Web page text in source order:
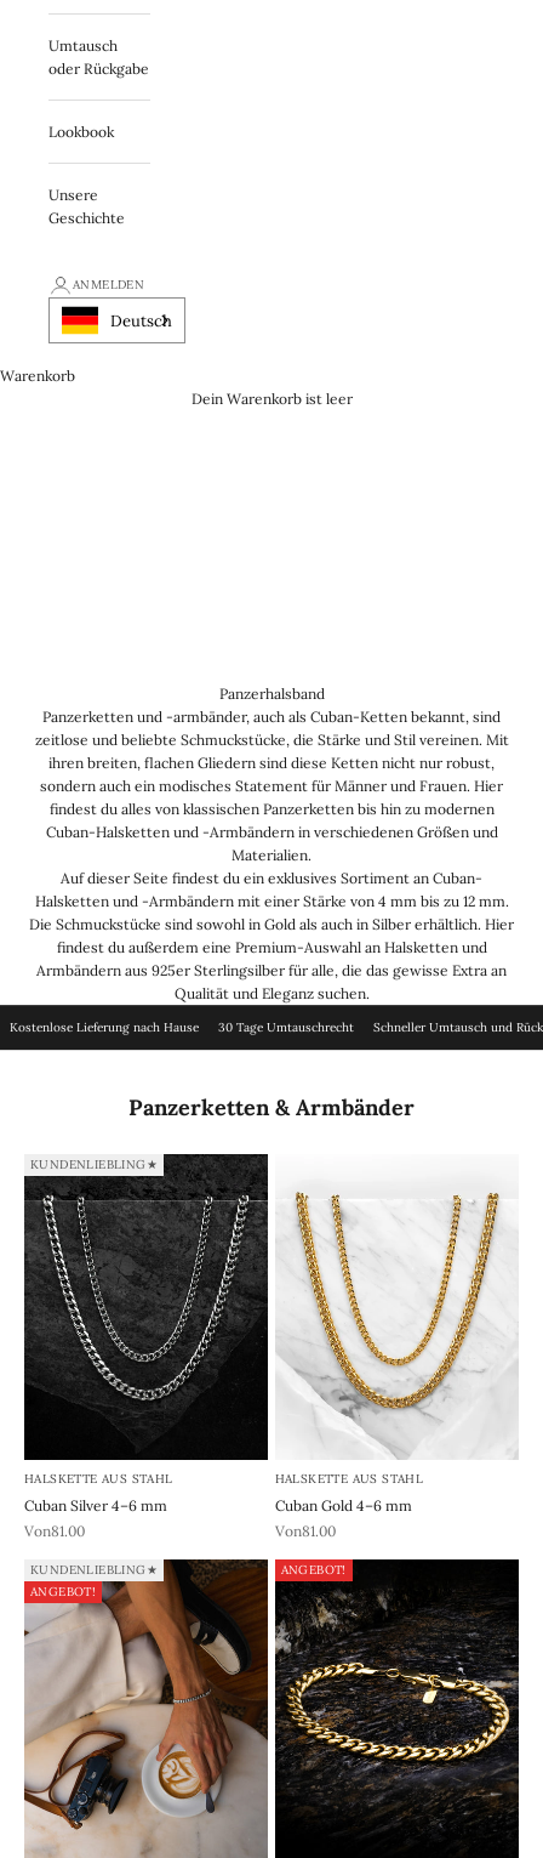
Umtausch
oder Rückgabe
Lookbook
Unsere
Geschichte
ANMELDEN
Deutsch
Warenkorb
Dein Warenkorb ist leer
Panzerhalsband
Panzerketten und -armbänder, auch als Cuban-Ketten bekannt, sind
zeitlose und beliebte Schmuckstücke, die Stärke und Stil vereinen. Mit
ihren breiten, flachen Gliedern sind diese Ketten nicht nur robust,
sondern auch ein modisches Statement für Männer und Frauen. Hier
findest du alles von klassischen Panzerketten bis hin zu modernen
Cuban-Halsketten und -Armbändern in verschiedenen Größen und
Materialien.
Auf dieser Seite findest du ein exklusives Sortiment an Cuban-
Halsketten und -Armbändern mit einer Stärke von 4 mm bis zu 12 mm.
Die Schmuckstücke sind sowohl in Gold als auch in Silber erhältlich. Hier
findest du außerdem eine Premium-Auswahl an Halsketten und
Armbändern aus 925er Sterlingsilber für alle, die das gewisse Extra an
Qualität und Eleganz suchen.
Kostenlose Lieferung nach Hause 30 Tage Umtauschrecht Schneller Umtausch und
Panzerketten & Armbänder
KUNDENLIEBLING★
HALSKETTE AUS STAHL
Cuban Silver 4–6 mm
REA-pris
Von81.00
HALSKETTE AUS STAHL
Cuban Gold 4–6 mm
REA-pris
Von81.00
KUNDENLIEBLING★
ANGEBOT!
ANGEBOT!